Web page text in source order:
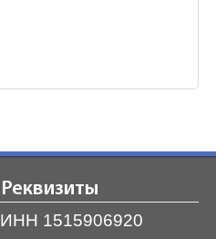
Реквизиты
ИНН 1515906920